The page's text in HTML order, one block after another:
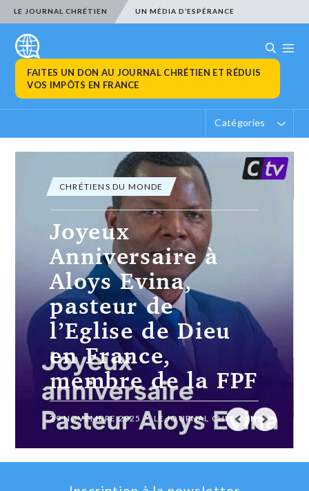
LE JOURNAL CHRÉTIEN UN MÉDIA D’ESPÉRANCE
FAITES UN DON AU JOURNAL CHRÉTIEN ET RÉDUIS
VOS IMPÔTS EN FRANCE
Catégories
ACTUALITÉ CHRÉTIENNE
Trois campagnes
de dons pour
soutenir des
projets chrétiens
ambitieux
19 JUILLET 2024 LE JOURNAL CHRÉTIEN